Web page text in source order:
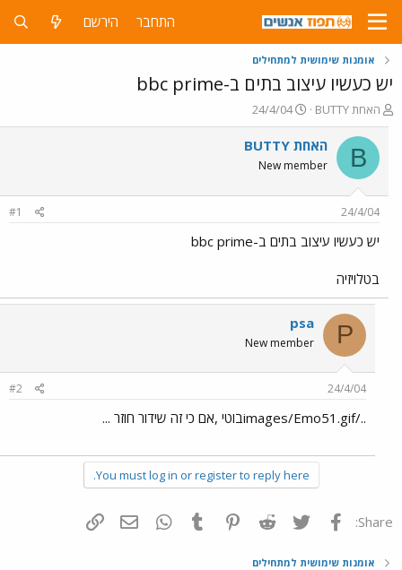
התחבר הירשם
אומנות שימושית למתחילים
יש כעשיו עיצוב בתים ב-bbc prime
פ
ו
ת
ח
ה
ש
א
BUTTY האחת
פ
ו
ר
ם
ר
24/4/04
B BUTTY האחת
New member
24/4/04
#1
יש כעשיו עיצוב בתים ב-bbc prime
בטלויזיה
P
psa
New member
24/4/04
#2
../images/Emo51.gifבוטי ,אם כי זה שידור חוזר ...
You must log in or register to reply here.
Share: פייסבוק Twitter
Reddit
Pinterest
Tumblr
WhatsAppדואר אלקטרוני
אומנות שימושית למתחילים